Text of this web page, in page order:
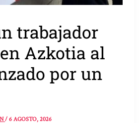
trabajador
Azkotia al
por un
/6 AGOSTO, 2026